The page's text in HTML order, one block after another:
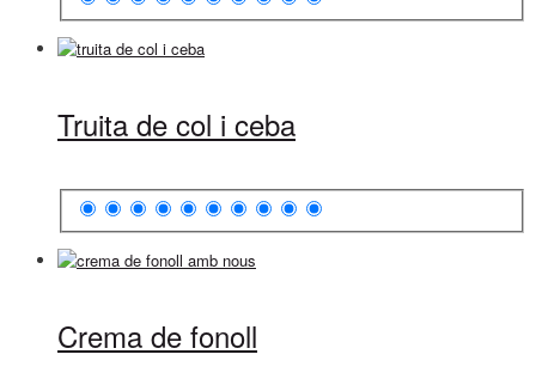
Truita de col i ceba
Crema de fonoll